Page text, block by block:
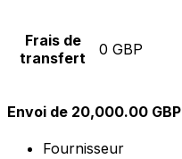
Frais de
transfert
0 GBP
Envoi de 20,000.00 GBP
Fournisseur